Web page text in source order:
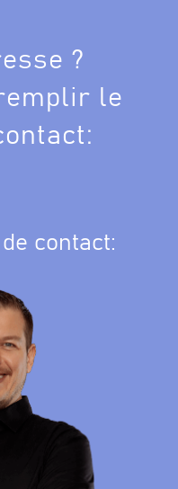
?
le
contact: